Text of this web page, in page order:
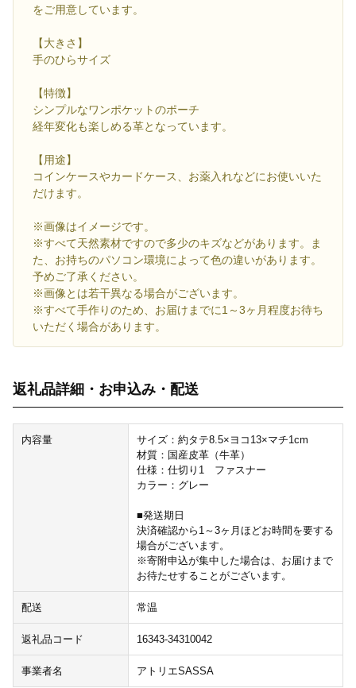
をご用意しています。
【大きさ】
手のひらサイズ
【特徴】
シンプルなワンポケットのポーチ
経年変化も楽しめる革となっています。
【用途】
コインケースやカードケース、お薬入れなどにお使いいた
だけます。
※画像はイメージです。
※すべて天然素材ですので多少のキズなどがあります。ま
た、お持ちのパソコン環境によって色の違いがあります。
予めご了承ください。
※画像とは若干異なる場合がございます。
※すべて手作りのため、お届けまでに1～3ヶ月程度お待ち
いただく場合があります。
返礼品詳細・お申込み・配送
内容量
サイズ：約タテ8.5×ヨコ13×マチ1cm
材質：国産皮革（牛革）
仕様：仕切り1 ファスナー
カラー：グレー
■発送期日
決済確認から1～3ヶ月ほどお時間を要する
場合がございます。
※寄附申込が集中した場合は、お届けまで
お待たせすることがございます。
配送 常温
返礼品コード 16343-34310042
事業者名 アトリエSASSA